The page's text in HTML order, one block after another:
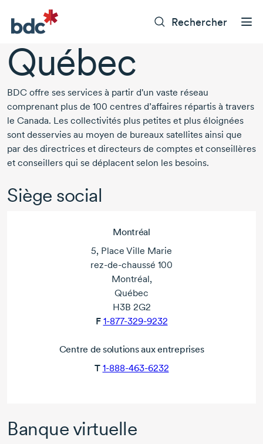
Rechercher
Québec
BDC offre ses services à partir d'un vaste réseau
comprenant plus de 100 centres d’affaires répartis à travers
le Canada. Les collectivités plus petites et plus éloignées
sont desservies au moyen de bureaux satellites ainsi que
par des directrices et directeurs de comptes et conseillères
et conseillers qui se déplacent selon les besoins.
Siège social
Montréal
5, Place Ville Marie
rez-de-chaussé 100
Montréal,
Québec
H3B 2G2
F 1-877-329-9232
Centre de solutions aux entreprises
T 1-888-463-6232
Banque virtuelle